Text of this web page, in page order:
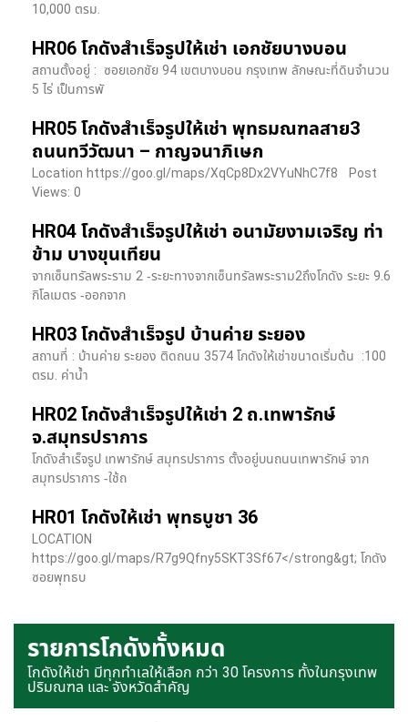
10,000 ตรม.
HR06 โกดังสำเร็จรูปให้เช่า เอกชัยบางบอน
สถานตั้งอยู่ : ซอยเอกชัย 94 เขตบางบอน กรุงเทพ ลักษณะที่ดินจำนวน
5 ไร่ เป็นการพั
HR05 โกดังสำเร็จรูปให้เช่า พุทธมณฑลสาย3
ถนนทวีวัฒนา – กาญจนาภิเษก
Location https://goo.gl/maps/XqCp8Dx2VYuNhC7f8 Post
Views: 0
HR04 โกดังสำเร็จรูปให้เช่า อนามัยงามเจริญ ท่า
ข้าม บางขุนเทียน
จากเซ็นทรัลพระราม 2 -ระยะทางจากเซ็นทรัลพระราม2ถึงโกดัง ระยะ 9.6
กิโลเมตร -ออกจาก
HR03 โกดังสำเร็จรูป บ้านค่าย ระยอง
สถานที่ : บ้านค่าย ระยอง ติดถนน 3574 โกดังให้เช่าขนาดเริ่มต้น :100
ตรม. ค่าน้ำ
HR02 โกดังสำเร็จรูปให้เช่า 2 ถ.เทพารักษ์
จ.สมุทรปราการ
โกดังสำเร็จรูป เทพารักษ์ สมุทรปราการ ตั้งอยู่บนถนนเทพารักษ์ จาก
สมุทรปราการ -ใช้ถ
HR01 โกดังให้เช่า พุทธบูชา 36
LOCATION
https://goo.gl/maps/R7g9Qfny5SKT3Sf67</strong&gt; โกดัง
ซอยพุทธบ
รายการโกดังทั้งหมด
โกดังให้เช่า มีทุกทำเลให้เลือก กว่า 30 โครงการ ทั้งในกรุงเทพ
ปริมณฑล และ จังหวัดสำคัญ